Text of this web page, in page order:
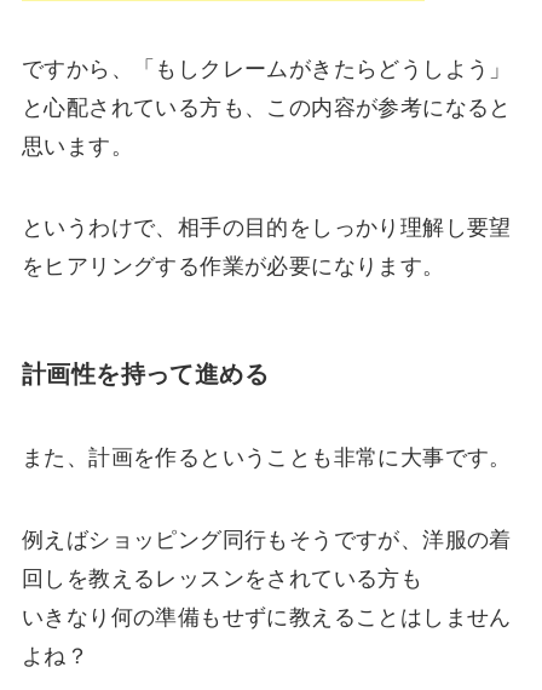
ですから、「もしクレームがきたらどうしよう」
と心配されている方も、この内容が参考になると
思います。
というわけで、相手の目的をしっかり理解し要望
をヒアリングする作業が必要になります。
計画性を持って進める
また、計画を作るということも非常に大事です。
例えばショッピング同行もそうですが、洋服の着
回しを教えるレッスンをされている方も
いきなり何の準備もせずに教えることはしません
よね？